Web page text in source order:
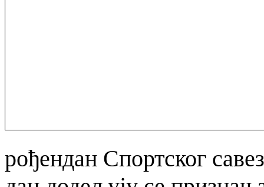
рођендан Спортског